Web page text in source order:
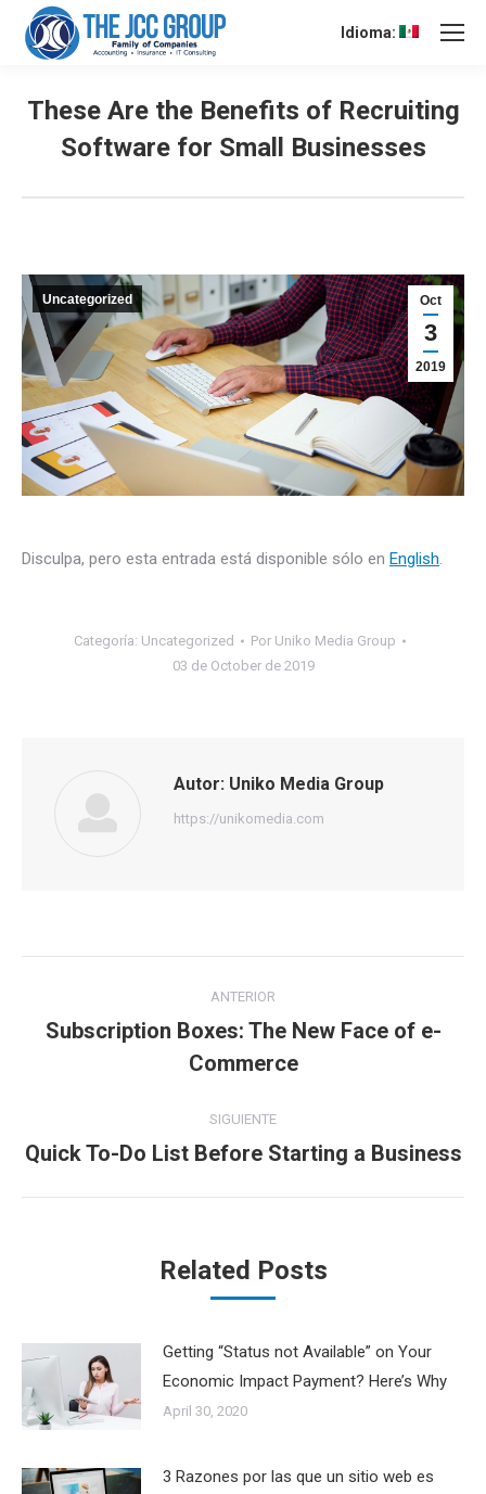
Idioma:
These Are the Benefits of Recruiting
Software for Small Businesses
Oct
3
2019
Uncategorized
Disculpa, pero esta entrada está disponible sólo en English.
Categoría: Uncategorized Por Uniko Media Group
03 de October de 2019
Autor: Uniko Media Group
https://unikomedia.com
entre
publicaciones
ANTERIOR
Publicación
anterior:
Subscription Boxes: The New Face of e-
Commerce
SIGUIENTE
Publicación
Quick To-Do List Before Starting a Business
Related Posts
Getting “Status not Available” on Your
Economic Impact Payment? Here’s Why
April 30, 2020
3 Razones por las que un sitio web es